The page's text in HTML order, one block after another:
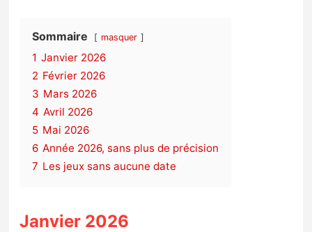
Sommaire masquer
1 Janvier 2026
2 Février 2026
3 Mars 2026
4 Avril 2026
5 Mai 2026
6 Année 2026, sans plus de précision
7 Les jeux sans aucune date
Janvier 2026